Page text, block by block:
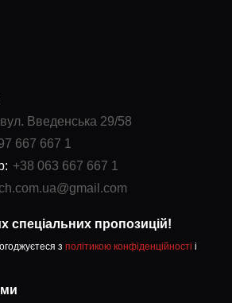
Введенська 29/58
667 667 1
+38 063 667 667 1
спеціальних пропозицій!
з політикою конфіденційності і